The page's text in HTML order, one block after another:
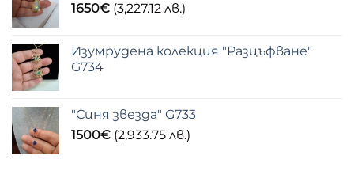
1650€ (3,227.12 лв.)
Изумрудена колекция "Разцъфване"
G734
"Синя звезда" G733
1500€ (2,933.75 лв.)